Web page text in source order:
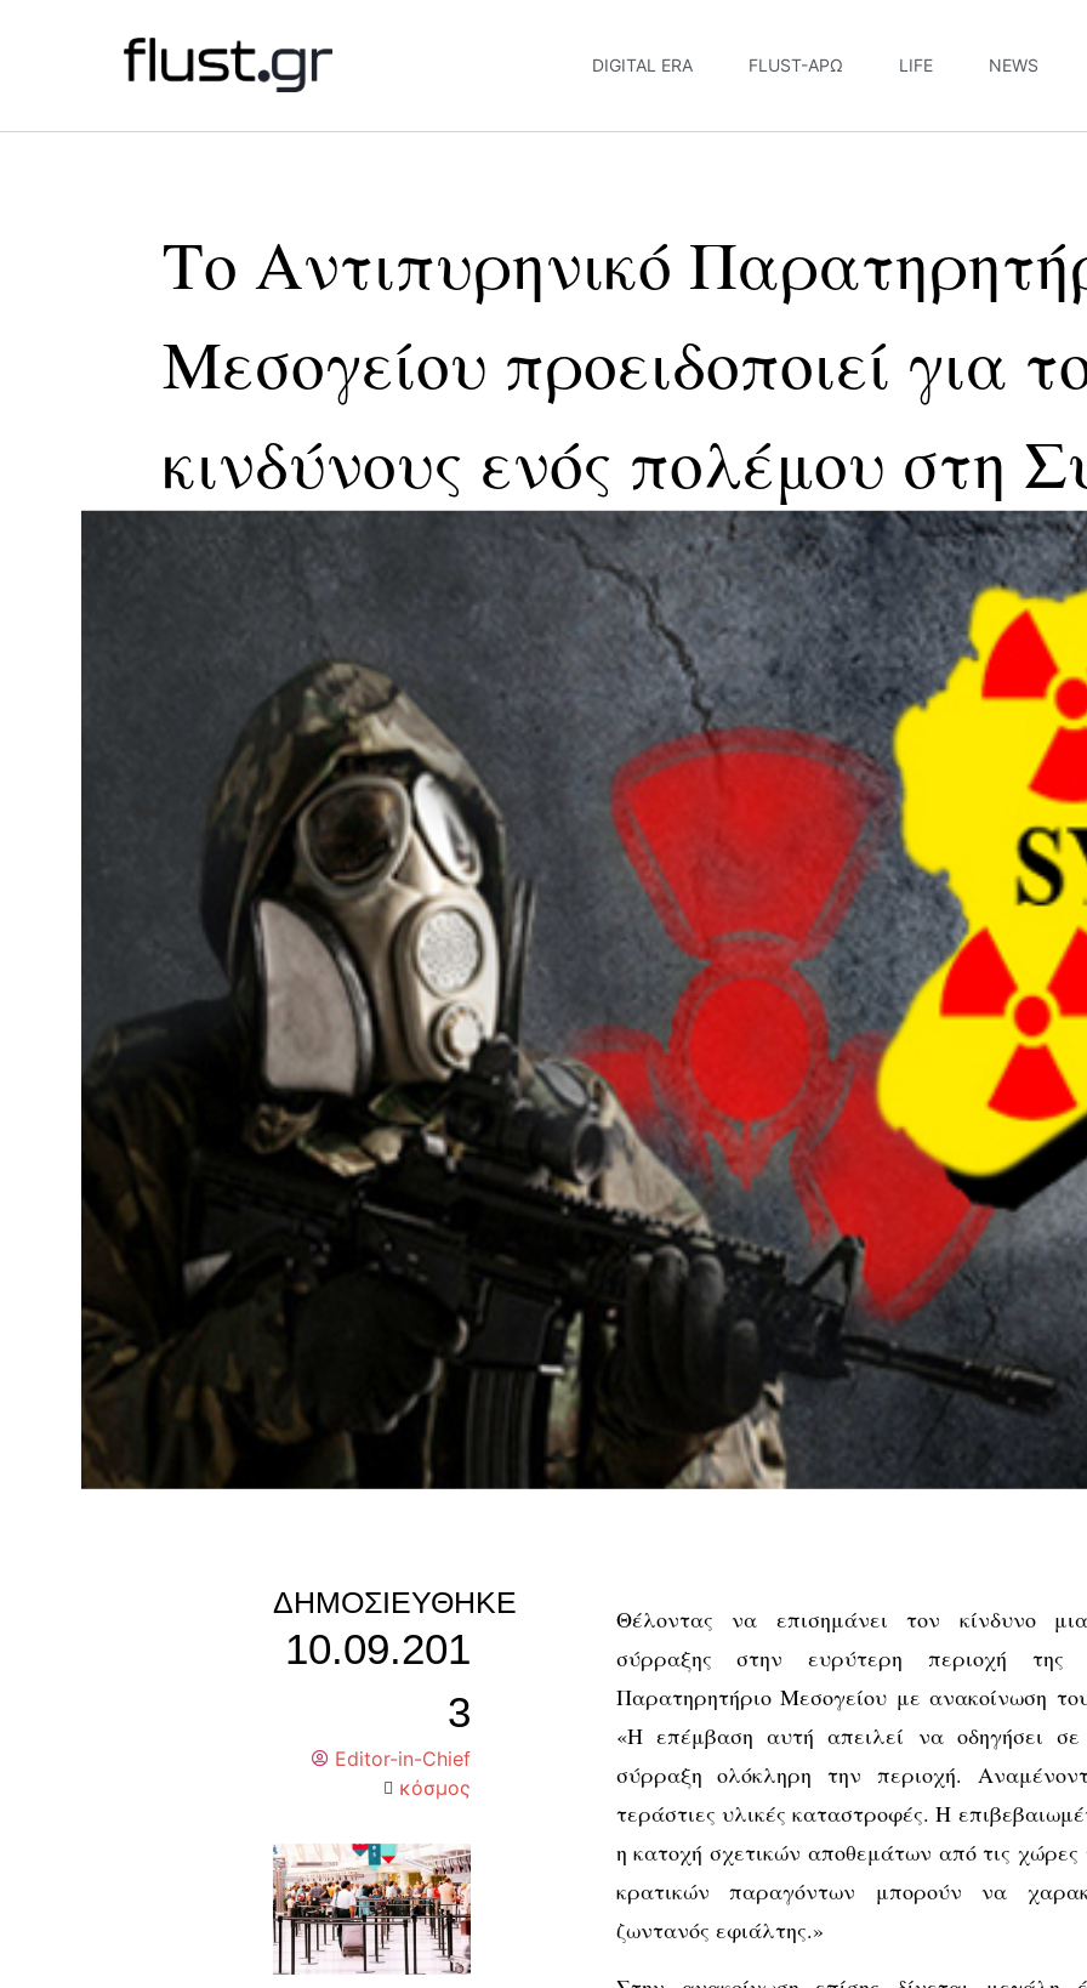
DIGITAL ERA FLUST-ΆΡΩ LIFE NEWS
Το Αντιπυρηνικό
Μεσογείου προειδοποιεί για
κινδύνους ενός πολέμου στη
ΔΗΜΟΣΙΕΎΘΗΚΕ
10.09.201
3
Editor-in-Chief
κόσμος
Θέλοντας να επισημάνει τον κίνδυνο
σύρραξης στην ευρύτερη περιοχή της
Παρατηρητήριο Μεσογείου με ανακοίνωση
«Η επέμβαση αυτή απειλεί να οδηγήσει σε
σύρραξη ολόκληρη την περιοχή.
τεράστιες υλικές καταστροφές. Η
η κατοχή σχετικών αποθεμάτων από τις χώρες
κρατικών παραγόντων μπορούν να
ζωντανός εφιάλτης.»